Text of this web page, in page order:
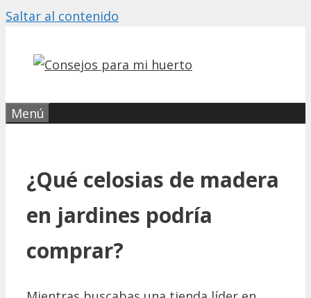
Saltar al contenido
Menú
¿Qué celosias de madera
en jardines podría
comprar?